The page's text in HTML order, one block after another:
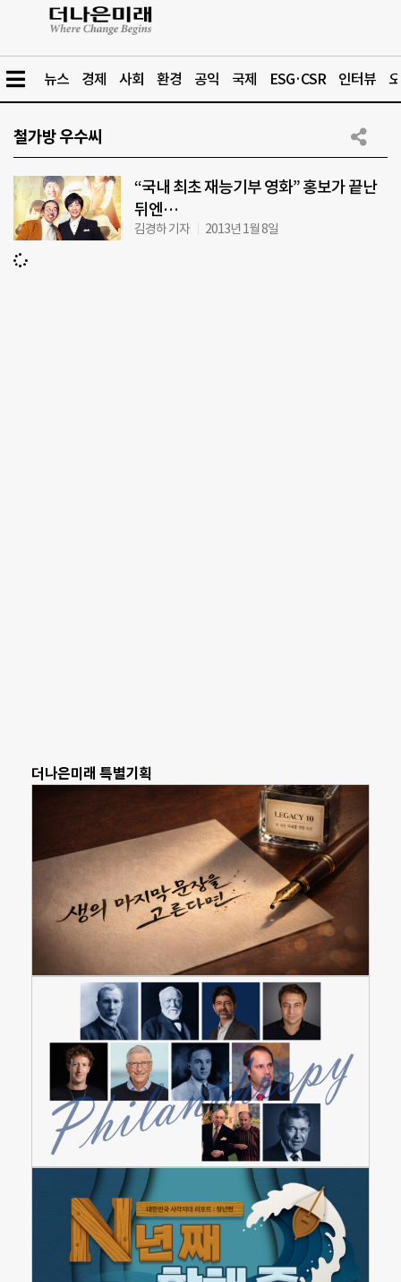
뉴스 경제 사회 환경 공익 국제 ESG·CSR 인터뷰
철가방 우수씨
“국내 최초 재능기부 영화” 홍보가 끝난
뒤엔…
김경하 기자 2013년 1월 8일
더나은미래 특별기획